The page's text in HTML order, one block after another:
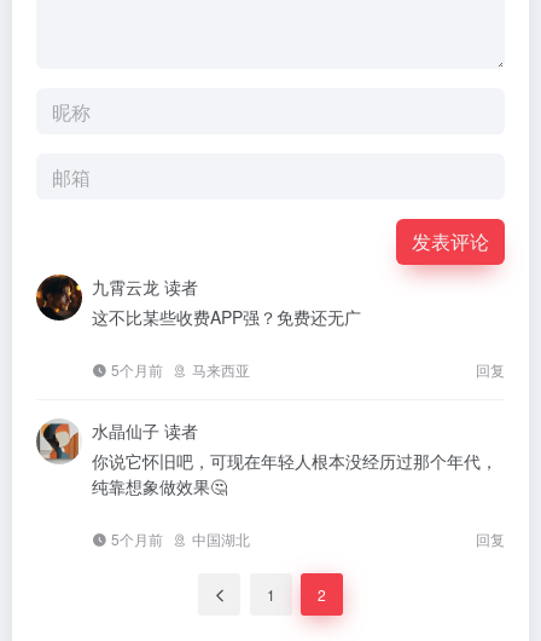
发表评论
九霄云龙 读者
这不比某些收费APP强？免费还无广
5个月前 马来西亚 回复
水晶仙子 读者
你说它怀旧吧，可现在年轻人根本没经历过那个年代，
纯靠想象做效果🤔
5个月前 中国湖北 回复
1 2